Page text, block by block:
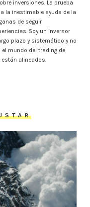
inversiones. La prueba
la inestimable ayuda de la
de seguir
Soy un inversor
plazo y sistemático y no
mundo del trading de
alineados.